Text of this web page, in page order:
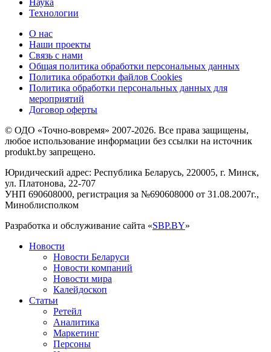
Наука
Технологии
О нас
Наши проекты
Связь с нами
Общая политика обработки персональных данных
Политика обработки файлов Cookies
Политика обработки персональных данных для
мероприятий
Договор оферты
© ОДО «Точно-вовремя» 2007-2026. Все права защищены,
любое использование информации без ссылки на источник
produkt.by запрещено.
Юридический адрес: Республика Беларусь, 220005, г. Минск,
ул. Платонова, 22-707
УНП 690608000, регистрация за №690608000 от 31.08.2007г.,
Миноблисполком
Разработка и обслуживание сайта «SBP.BY»
Новости
Новости Беларуси
Новости компаний
Новости мира
Калейдоскоп
Статьи
Ретейл
Аналитика
Маркетинг
Персоны